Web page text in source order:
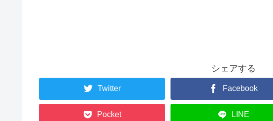
シェアする
Twitter Facebook
Pocket LINE